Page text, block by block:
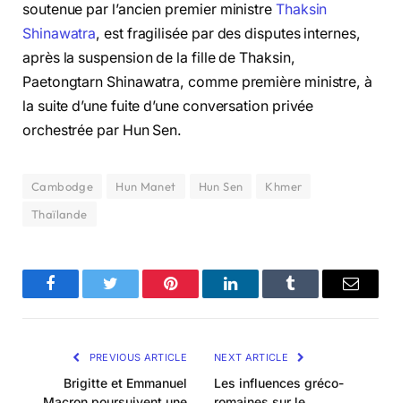
soutenue par l’ancien premier ministre Thaksin
Shinawatra, est fragilisée par des disputes internes,
après la suspension de la fille de Thaksin,
Paetongtarn Shinawatra, comme première ministre, à
la suite d’une fuite d’une conversation privée
orchestrée par Hun Sen.
Cambodge Hun Manet Hun Sen
Khmer
Thaïlande
FacebookTwitter Pinterest LinkedInTumblr Email
PREVIOUS ARTICLE
Brigitte et Emmanuel
NEXT ARTICLE
Les influences gréco-